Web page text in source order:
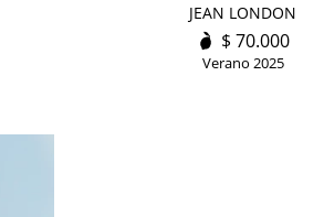
JEAN LONDON
$ 70.000
Verano 2025